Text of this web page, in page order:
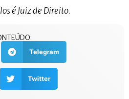
é Juiz de Direito.
Telegram
Twitter